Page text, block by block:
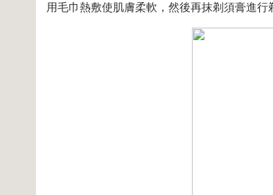
用毛巾熱敷使肌膚柔軟，然後再抹剃須膏進